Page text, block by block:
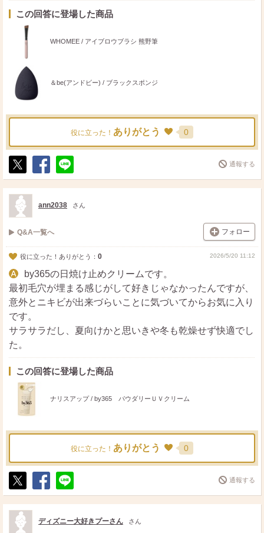
ビロテしています。
目の下や鼻にフィットする形状がとても良いです。
この回答に登場した商品
WHOMEE / アイブロウブラシ 熊野筆
＆be(アンドビー) / ブラックスポンジ
役に立った！ ありがとう 0
ポ
ス
ト
シ
ェ
送
る
通報する
ann2038 さん
Q&A一覧へ フォロー
役に立った！ありがとう： 0 2026/5/20 11:12
by365の日焼け止めクリームです。
最初毛穴が埋まる感じがして好きじゃなかったんですが、
意外とニキビが出来づらいことに気づいてからお気に入り
です。
サラサラだし、夏向けかと思いきや冬も乾燥せず快適でし
た。
この回答に登場した商品
ナリスアップ / by365 パウダリーＵＶクリーム
役に立った！ ありがとう 0
ポ
ス
ト
シ
ェ
送
る
通報する
ディズニー大好きプーさん さん